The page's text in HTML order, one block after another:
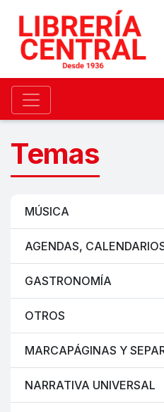
Temas
MÚSICA
AGENDAS,
GASTRONOMÍA
OTROS
MARCAPÁGINAS Y
NARRATIVA UNIVERSAL